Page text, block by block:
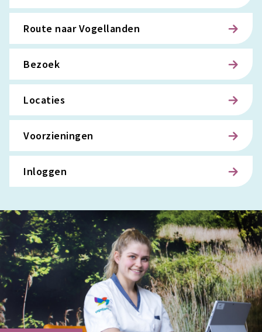
Route naar Vogellanden
Bezoek
Locaties
Voorzieningen
Inloggen